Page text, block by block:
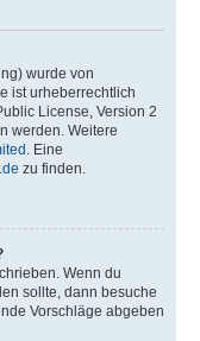
wurde von
ist urheberrechtlich
License, Version 2
werden. Weitere
. Eine
zu finden.
Wenn du
sollte, dann besuche
Vorschläge abgeben